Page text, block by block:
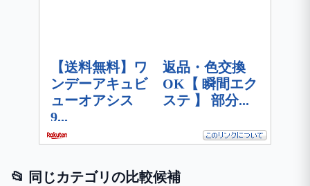
📂 同じカテゴリの比較候補